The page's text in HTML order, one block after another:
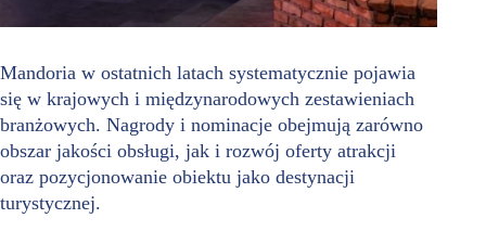
Mandoria w ostatnich latach systematycznie pojawia
się w krajowych i międzynarodowych zestawieniach
branżowych. Nagrody i nominacje obejmują zarówno
obszar jakości obsługi, jak i rozwój oferty atrakcji
oraz pozycjonowanie obiektu jako destynacji
turystycznej.